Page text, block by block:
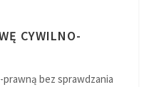
CYWILNO-
prawną bez sprawdzania